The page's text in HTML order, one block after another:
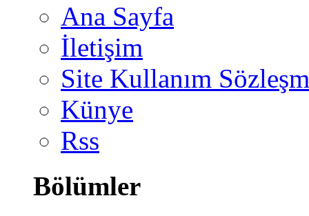
Ana Sayfa
İletişim
Site Kullanım
Künye
Rss
Bölümler